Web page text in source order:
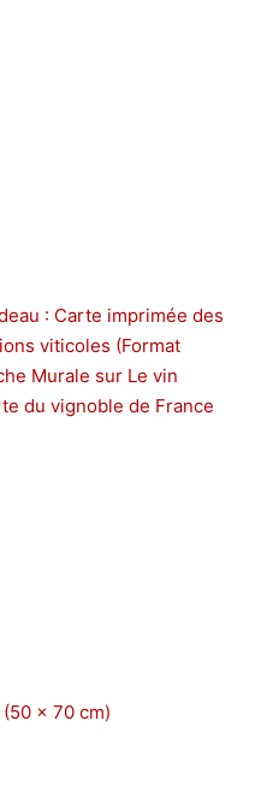
: Carte imprimée des
viticoles (Format
Murale sur Le vin
du vignoble de France
x 70 cm)